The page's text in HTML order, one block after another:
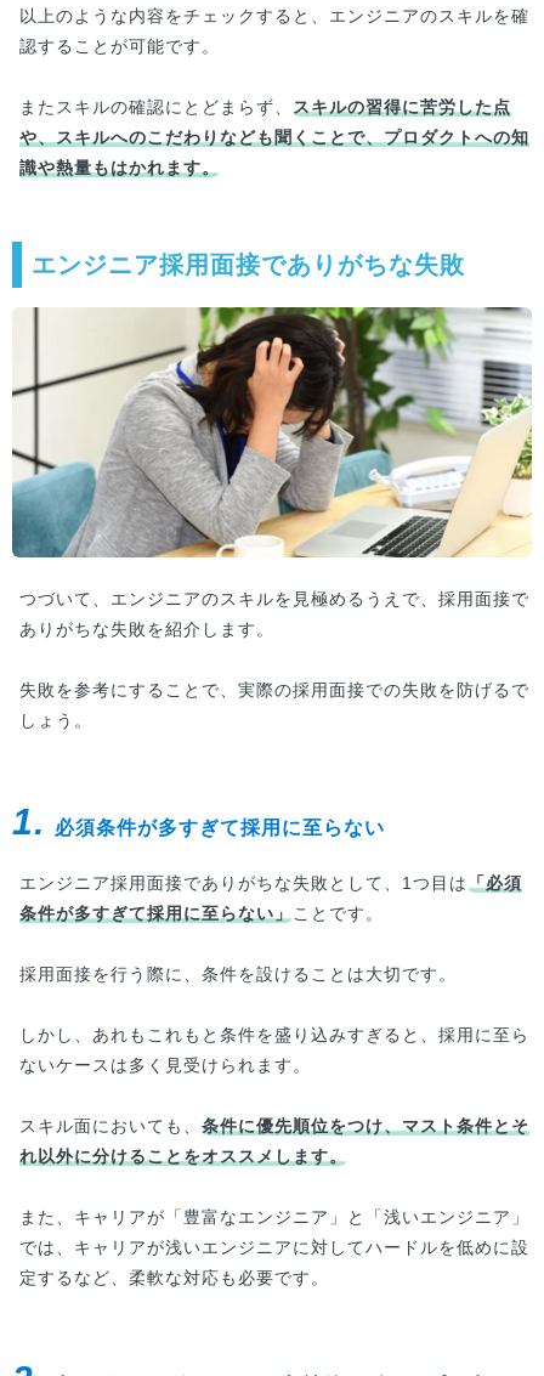
以上のような内容をチェックすると、エンジニアのスキルを確
認することが可能です。
またスキルの確認にとどまらず、 スキルの習得に苦労した点
や、スキルへのこだわりなども聞くことで、プロダクトへの知
識や熱量もはかれます。
エンジニア採用面接でありがちな失敗
つづいて、エンジニアのスキルを見極めるうえで、採用面接で
ありがちな失敗を紹介します。
失敗を参考にすることで、実際の採用面接での失敗を防げるで
しょう。
1. 必須条件が多すぎて採用に至らない
エンジニア採用面接でありがちな失敗として、1つ目は「必須
条件が多すぎて採用に至らない」ことです。
採用面接を行う際に、条件を設けることは大切です。
しかし、あれもこれもと条件を盛り込みすぎると、採用に至ら
ないケースは多く見受けられます。
スキル面においても、 条件に優先順位をつけ、マスト条件とそ
れ以外に分けることをオススメします。
また、キャリアが「豊富なエンジニア」と「浅いエンジニア」
では、キャリアが浅いエンジニアに対してハードルを低めに設
定するなど、柔軟な対応も必要です。